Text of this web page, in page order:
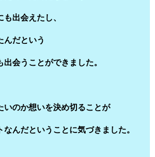
出会えたし、
んだという
会うことができました。
いのか想いを決め切ることが
なんだということに気づきました。